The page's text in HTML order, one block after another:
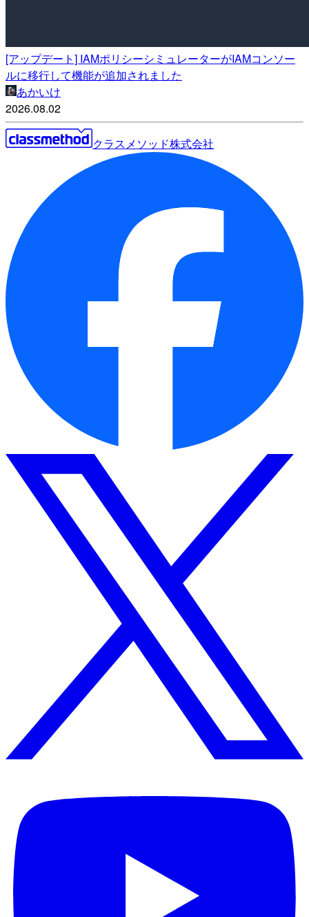
[アップデート] IAMポリシーシミュレーターがIAMコンソー
ルに移行して機能が追加されました
あかいけ
2026.08.02
クラスメソッド株式会社